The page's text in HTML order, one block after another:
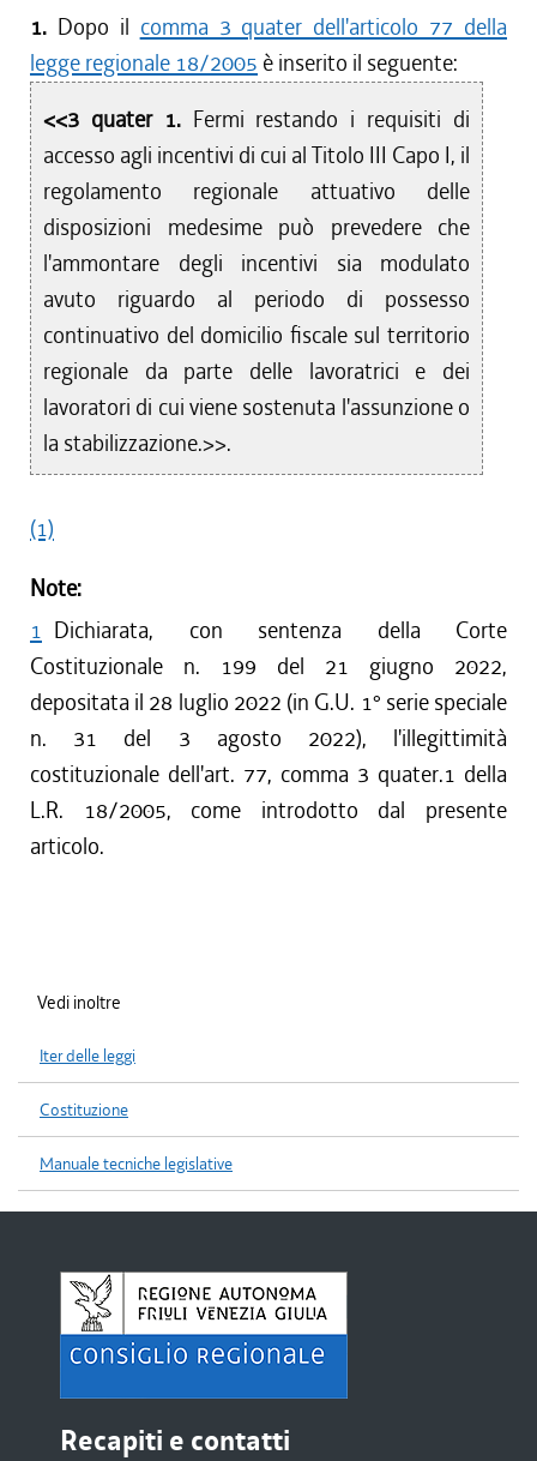
1. Dopo il comma 3 quater dell'articolo 77 della
legge regionale 18/2005 è inserito il seguente:
<<3 quater 1. Fermi restando i requisiti di
accesso agli incentivi di cui al Titolo III Capo I, il
regolamento regionale attuativo delle
disposizioni medesime può prevedere che
l'ammontare degli incentivi sia modulato
avuto riguardo al periodo di possesso
continuativo del domicilio fiscale sul territorio
regionale da parte delle lavoratrici e dei
lavoratori di cui viene sostenuta l'assunzione o
la stabilizzazione.>>.
(1)
Note:
1 Dichiarata, con sentenza della Corte
Costituzionale n. 199 del 21 giugno 2022,
depositata il 28 luglio 2022 (in G.U. 1° serie speciale
n. 31 del 3 agosto 2022), l'illegittimità
costituzionale dell'art. 77, comma 3 quater.1 della
L.R. 18/2005, come introdotto dal presente
articolo.
Vedi inoltre
Iter delle leggi
Costituzione
Manuale tecniche legislative
Recapiti e contatti